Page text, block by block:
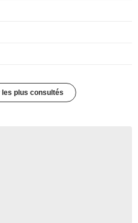
plus consultés